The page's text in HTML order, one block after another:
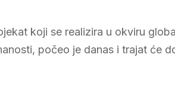
koji se realizira u okviru
počeo je danas i trajat će